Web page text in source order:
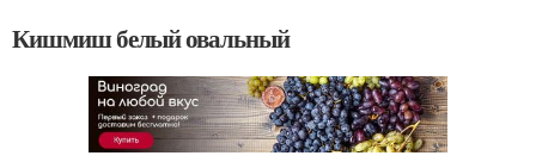
Кишмиш белый овальный